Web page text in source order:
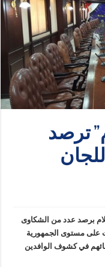
ترصد
برصد عدد من الشكاوى
على مستوى الجمهورية
في كشوف الوافدين